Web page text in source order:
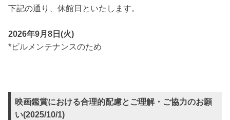
下記の通り、休館日といたします。
2026年9月8日(火)
*ビルメンテナンスのため
映画鑑賞における合理的配慮とご理解・ご協力のお願
い(2025/10/1)